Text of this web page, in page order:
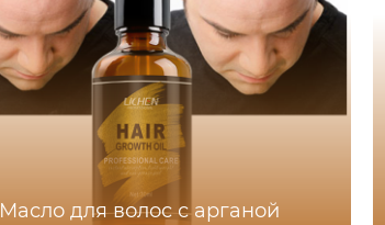
Масло для волос с арганой